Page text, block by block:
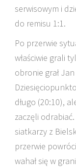
serwisowym i
do remisu 1:1.
Po przerwie
właściwie grali
obronie grał
długo (20:10),
zaczęli
siatkarzy z
przerwie
wahał się w